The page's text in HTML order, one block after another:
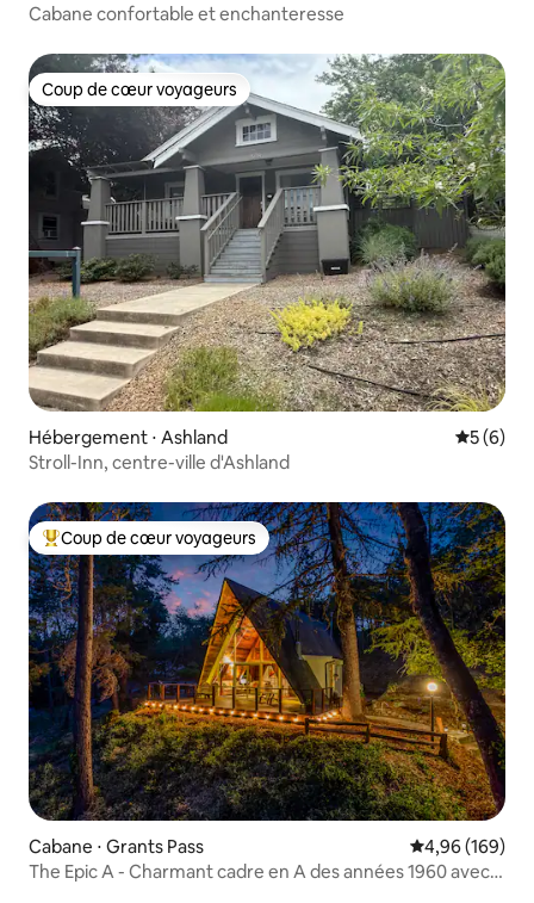
Cabane confortable et enchanteresse
Coup de cœur voyageurs
Coup de cœur voyageurs
Hébergement ⋅ Ashland
5 (6)
Stroll-Inn, centre-ville d'Ashland
Coups de cœur voyageurs les plus appréciés
Coup de cœur voyageurs
Cabane ⋅ Grants Pass Évaluation
4,96 (169)
The Epic A - Charmant cadre en A des années 1960 avec